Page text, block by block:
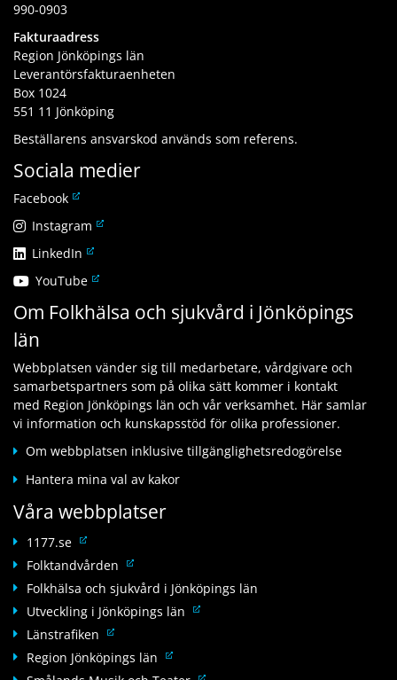
990-0903
Fakturaadress
Region Jönköpings län
Leverantörsfakturaenheten
Box 1024
551 11 Jönköping
Beställarens ansvarskod används som referens.
Sociala medier
FacebookL
n
k
i
l
n
n
a
n
e
b
p
a
t
s
Instagram L
ä
k
i
a
n
n
a
n
e
b
b
l
t
s
LinkedIn L
n
k
l
l
a
n
a
n
e
p
a
t
s
YouTubeL
n
i
l
l
a
n
a
w
b
p
l
a
t
Om Folkhälsa och sjukvård i Jönköpings
län
Webbplatsen vänder sig till medarbetare, vårdgivare och
samarbetspartners som på olika sätt kommer i kontakt
med Region Jönköpings län och vår verksamhet. Här samlar
vi information och kunskapsstöd för olika professioner.
Om webbplatsen inklusive tillgänglighetsredogörelse
Hantera mina val av kakor
Våra webbplatser
1177.se L
ä
k
t
i
l
Folktandvården L
ä
k
i
l
Folkhälsa och sjukvård i Jönköpings län
Utveckling i Jönköpings län L
Länstrafiken L
ä
n
Region Jönköpings län L
ä